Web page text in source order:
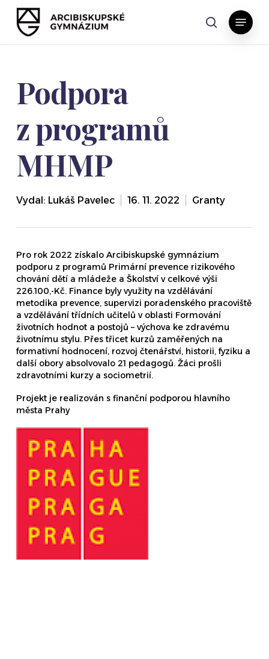
Skip
main
search
Menu
Podpora
z programů
MHMP
Vydal: Lukáš Pavelec 16. 11. 2022 Granty
Pro rok 2022 získalo Arcibiskupské gymnázium
podporu z programů Primární prevence rizikového
chování dětí a mládeže a Školství v celkové výši
226.100,-Kč. Finance byly využity na vzdělávání
metodika prevence, supervizi poradenského pracoviště
a vzdělávání třídních učitelů v oblasti Formování
životních hodnot a postojů – výchova ke zdravému
životnímu stylu. Přes třicet kurzů zaměřených na
formativní hodnocení, rozvoj čtenářství, historii, fyziku a
další obory absolvovalo 21 pedagogů. Žáci prošli
zdravotními kurzy a sociometrií.
Projekt je realizován s finanční podporou hlavního
města Prahy